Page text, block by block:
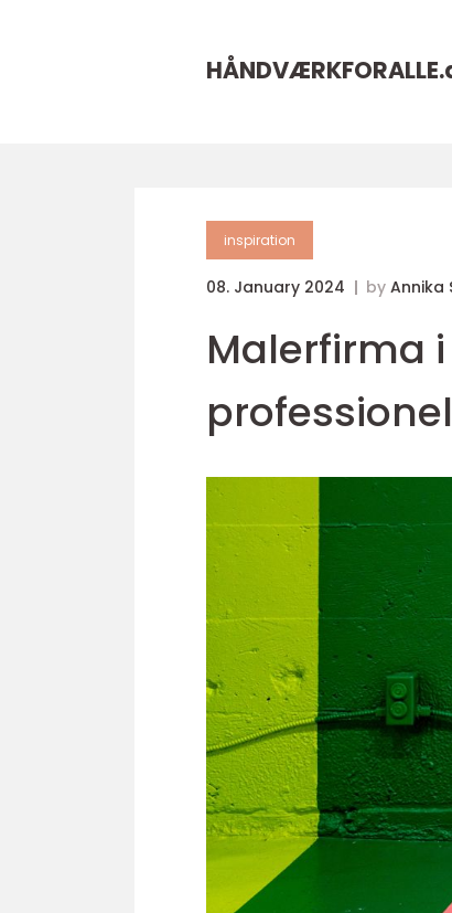
HÅNDVÆRKFORALLE.
inspiration
08. January 2024 by Annika
Malerfirma